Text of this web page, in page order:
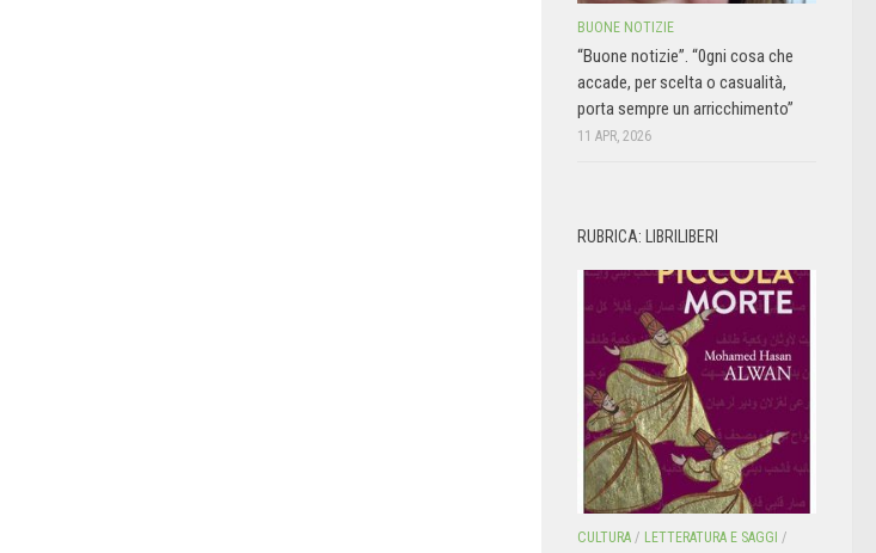
BUONE NOTIZIE
“Buone notizie”. “0gni cosa che
accade, per scelta o casualità,
porta sempre un arricchimento”
11 APR, 2026
RUBRICA: LIBRILIBERI
CULTURA / LETTERATURA E SAGGI /